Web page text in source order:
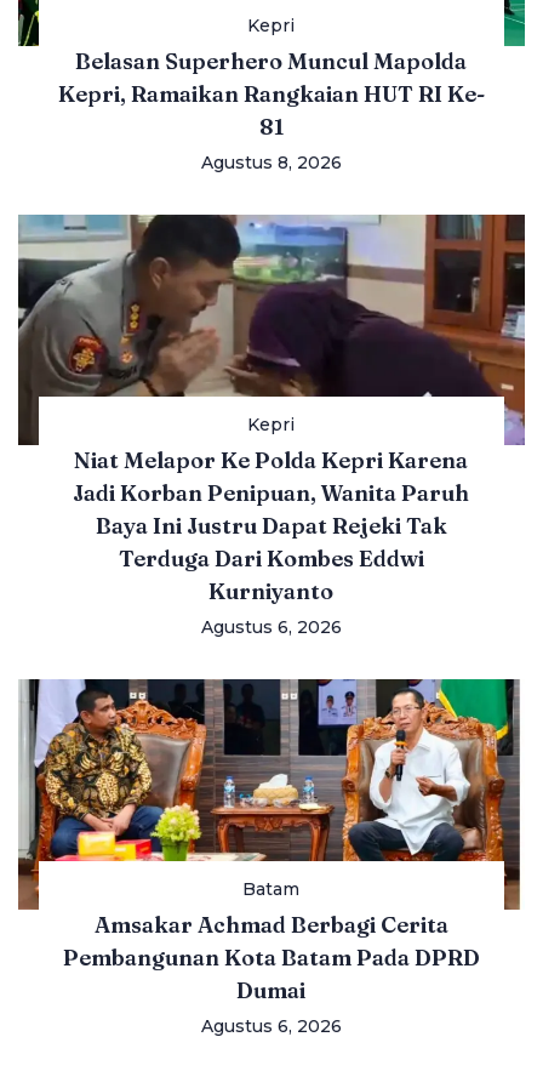
Kepri
Belasan Superhero Muncul Mapolda
Kepri, Ramaikan Rangkaian HUT RI Ke-
81
Agustus 8, 2026
Kepri
Niat Melapor Ke Polda Kepri Karena
Jadi Korban Penipuan, Wanita Paruh
Baya Ini Justru Dapat Rejeki Tak
Terduga Dari Kombes Eddwi
Kurniyanto
Agustus 6, 2026
Batam
Amsakar Achmad Berbagi Cerita
Pembangunan Kota Batam Pada DPRD
Dumai
Agustus 6, 2026